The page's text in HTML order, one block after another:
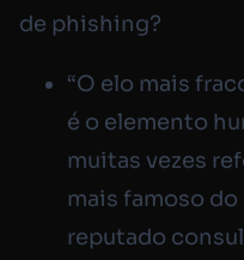
de phishing?
“O elo mais
é o elemento
muitas vezes
mais famoso do
reputado